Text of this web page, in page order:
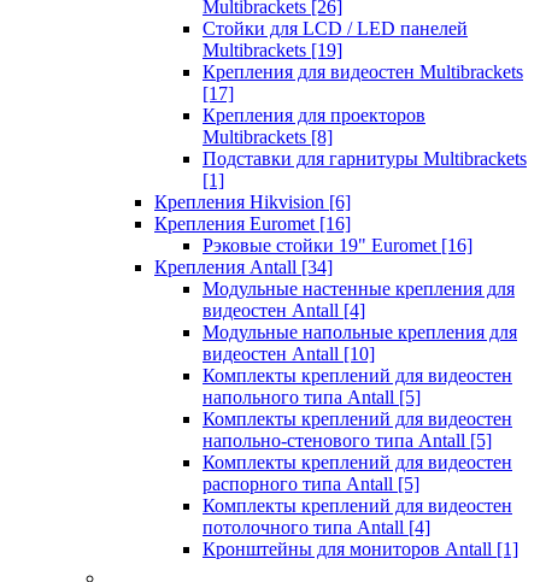
Multibrackets [26]
Стойки для LCD / LED панелей
Multibrackets [19]
Крепления для видеостен Multibrackets
[17]
Крепления для проекторов
Multibrackets [8]
Подставки для гарнитуры Multibrackets
[1]
Крепления Hikvision [6]
Крепления Euromet [16]
Рэковые стойки 19" Euromet [16]
Крепления Antall [34]
Модульные настенные крепления для
видеостен Antall [4]
Модульные напольные крепления для
видеостен Antall [10]
Комплекты креплений для видеостен
напольного типа Antall [5]
Комплекты креплений для видеостен
напольно-стенового типа Antall [5]
Комплекты креплений для видеостен
распорного типа Antall [5]
Комплекты креплений для видеостен
потолочного типа Antall [4]
Кронштейны для мониторов Antall [1]